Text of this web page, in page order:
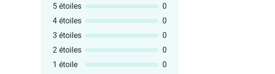
5 étoiles
0
4 étoiles
0
3 étoiles
0
2 étoiles
0
1 étoile
0